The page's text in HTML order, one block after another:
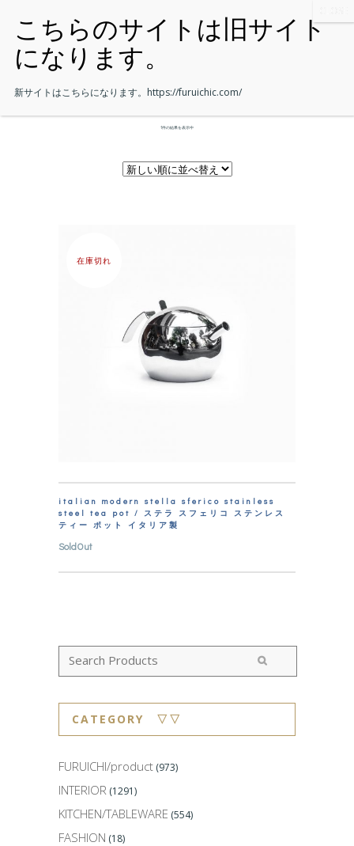
1件の結果を表示中
在庫切れ
italian modern stella sferico stainless
steel tea pot / ステラ スフェリコ ステンレス
ティー ポット イタリア製
SoldOut
CATEGORY ▽▽
FURUICHI/product (973)
INTERIOR (1291)
KITCHEN/TABLEWARE (554)
FASHION (18)
新サイトはこちらになります。 https://furuichic.com/